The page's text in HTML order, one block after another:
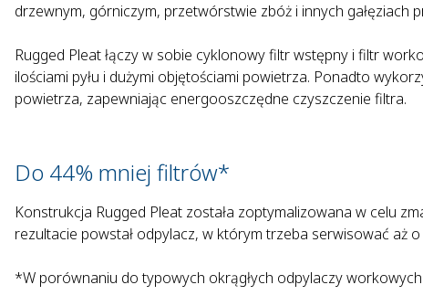
drzewnym, górniczym, przetwórstwie zbóż i innych gałęziach
Rugged Pleat łączy w sobie cyklonowy filtr wstępny i filtr
ilościami pyłu i dużymi objętościami powietrza. Ponadto
powietrza, zapewniając energooszczędne czyszczenie filtra.
Do 44% mniej filtrów*
Konstrukcja Rugged Pleat została zoptymalizowana w celu
rezultacie powstał odpylacz, w którym trzeba serwisować aż
*W porównaniu do typowych okrągłych odpylaczy workowych.